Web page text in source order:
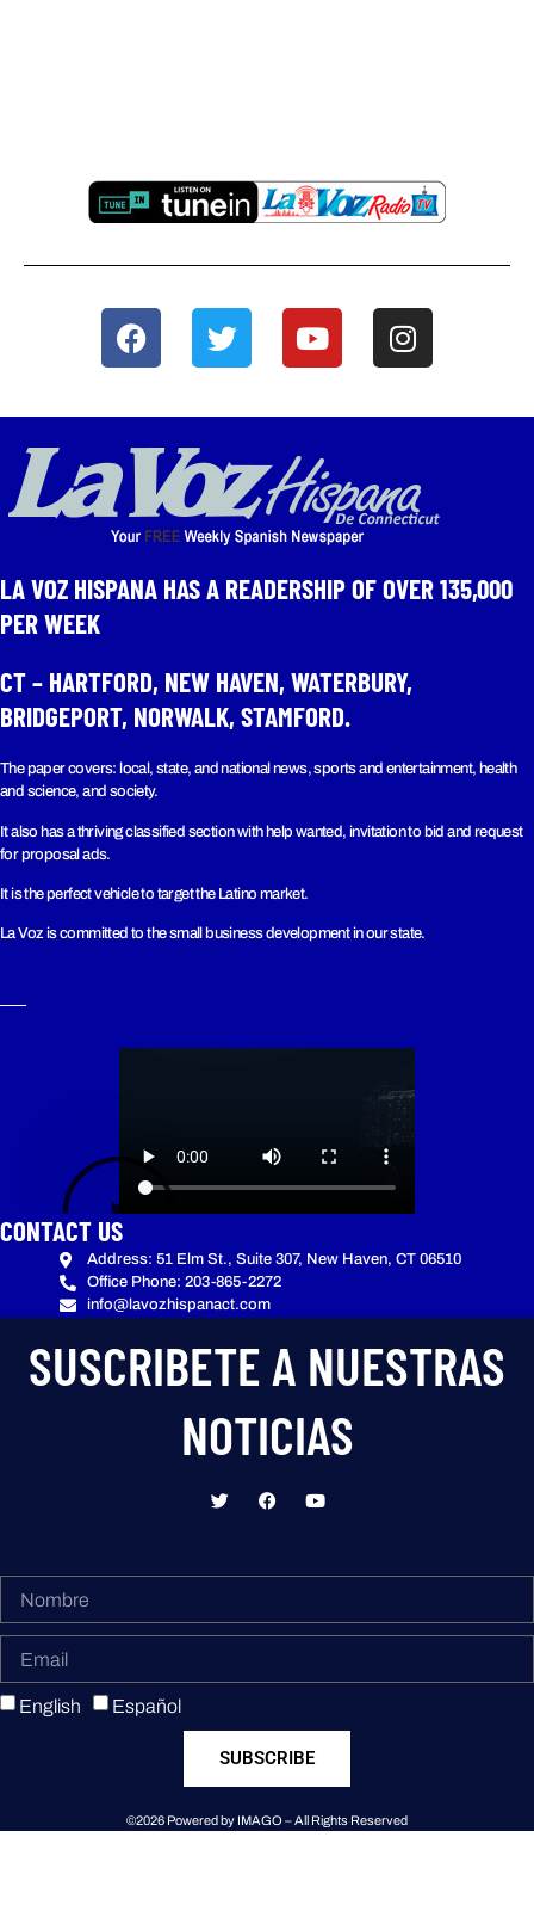
LA VOZ HISPANA HAS A READERSHIP OF OVER 135,000
PER WEEK​
CT – HARTFORD, NEW HAVEN, WATERBURY,
BRIDGEPORT, NORWALK, STAMFORD.
The paper covers: local, state, and national news, sports and entertainment, health
and science, and society.
It also has a thriving classified section with help wanted, invitation to bid and request
for proposal ads.
It is the perfect vehicle to target the Latino market.
La Voz is committed to the small business development in our state.
CONTACT US
Address: 51 Elm St., Suite 307, New Haven, CT 06510
Office Phone: 203-865-2272
info@lavozhispanact.com
SUSCRIBETE A NUESTRAS
NOTICIAS
English Español
SUBSCRIBE
©2026 Powered by IMAGO – All Rights Reserved